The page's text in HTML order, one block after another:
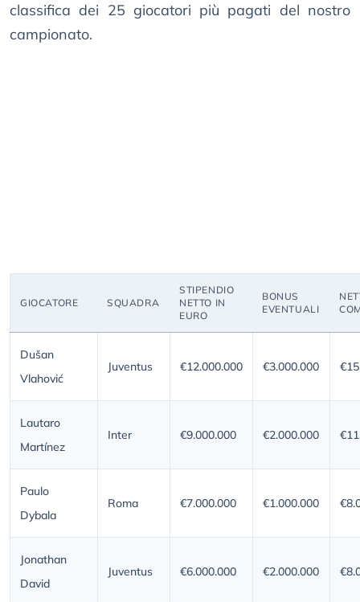
classifica dei 25 giocatori più pagati del nostro
campionato.
GIOCATORE SQUADRA
STIPENDIO
NETTO IN
EURO
BONUS
EVENTUALI
Dušan
Vlahović
Juventus €12.000.000 €3.000.000
Lautaro
Martínez
Inter €9.000.000 €2.000.000
Paulo
Dybala
Roma €7.000.000 €1.000.000
Jonathan
David
Juventus €6.000.000 €2.000.000